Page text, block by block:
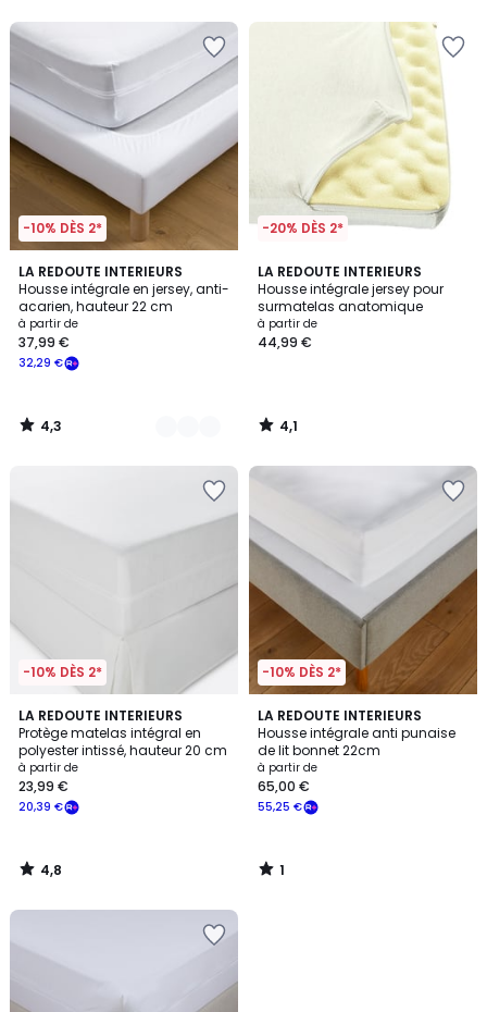
-10% DÈS 2*
LA REDOUTE INTERIEURS
Housse intégrale en jersey, anti-
acarien, hauteur 22 cm
à partir de
32,29 €
37,99 €
4,3
/ 5
3
Couleurs
4,3
/
-20% DÈS 2*
LA REDOUTE INTERIEURS
Housse intégrale jersey pour
surmatelas anatomique
à partir de
44,99 €
4,1
/ 5
4,1
/
-10% DÈS 2*
LA REDOUTE INTERIEURS
Protège matelas intégral en
polyester intissé, hauteur 20 cm
à partir de
20,39 €
23,99 €
4,8
/ 5
4,8
/
-10% DÈS 2*
LA REDOUTE INTERIEURS
Housse intégrale anti punaise
de lit bonnet 22cm
à partir de
55,25 €
65,00 €
1
/
5
1
/